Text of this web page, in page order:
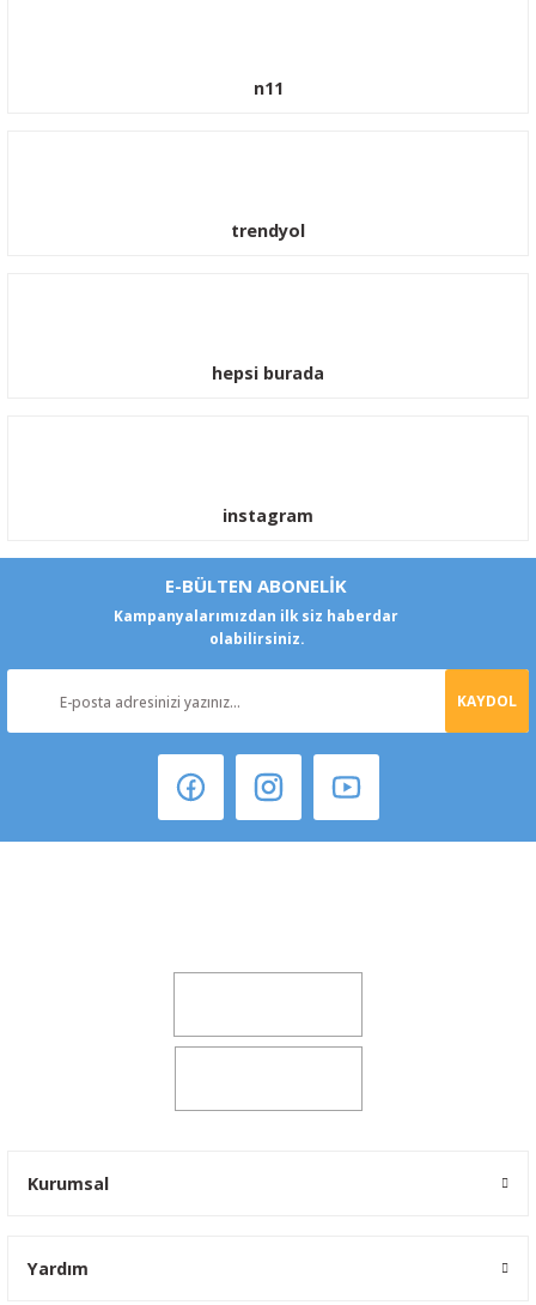
n11
trendyol
hepsi burada
instagram
E-BÜLTEN ABONELİK
Kampanyalarımızdan ilk siz haberdar
olabilirsiniz.
KAYDOL
Kurumsal
Yardım